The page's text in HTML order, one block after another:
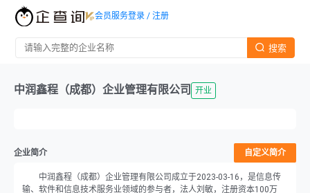
搜索
会员服务登录 / 注册
中润鑫程（成都）企业管理有限公司 开业
企业简介 自定义简介
中润鑫程（成都）企业管理有限公司成立于2023-03-16，是信息传
输、软件和信息技术服务业领域的参与者，法人刘敏，注册资本100万